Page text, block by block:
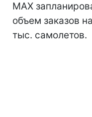
MAX
объем заказов
тыс. самолетов.